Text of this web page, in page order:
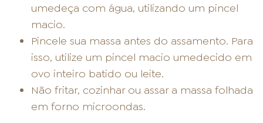
umedeça com água, utilizando um pincel
macio.
Pincele sua massa antes do assamento. Para
isso, utilize um pincel macio umedecido em
ovo inteiro batido ou leite.
Não fritar, cozinhar ou assar a massa folhada
em forno microondas.